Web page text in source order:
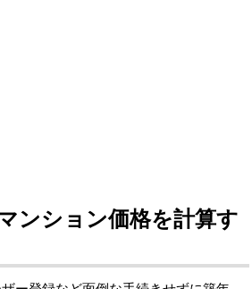
ンション価格を計算す